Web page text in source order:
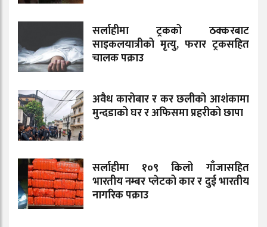
सर्लाहीमा ट्रकको ठक्करबाट
साइकलयात्रीको मृत्यु, फरार ट्रकसहित
चालक पक्राउ
अवैध कारोबार र कर छलीको आशंकामा
मुन्दडाको घर र अफिसमा प्रहरीको छापा
सर्लाहीमा १०९ किलो गाँजासहित
भारतीय नम्बर प्लेटको कार र दुई भारतीय
नागरिक पक्राउ